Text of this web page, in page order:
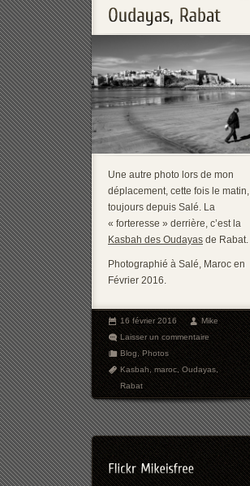
Une autre photo lors de mon
déplacement, cette fois le matin,
toujours depuis Salé. La
« forteresse » derrière, c’est la
Kasbah des Oudayas de Rabat.
Photographié à Salé, Maroc en
Février 2016.
16 février 2016
Mike
Laisser un commentaire
Blog,Photos
Kasbah,maroc,Oudayas,
Rabat